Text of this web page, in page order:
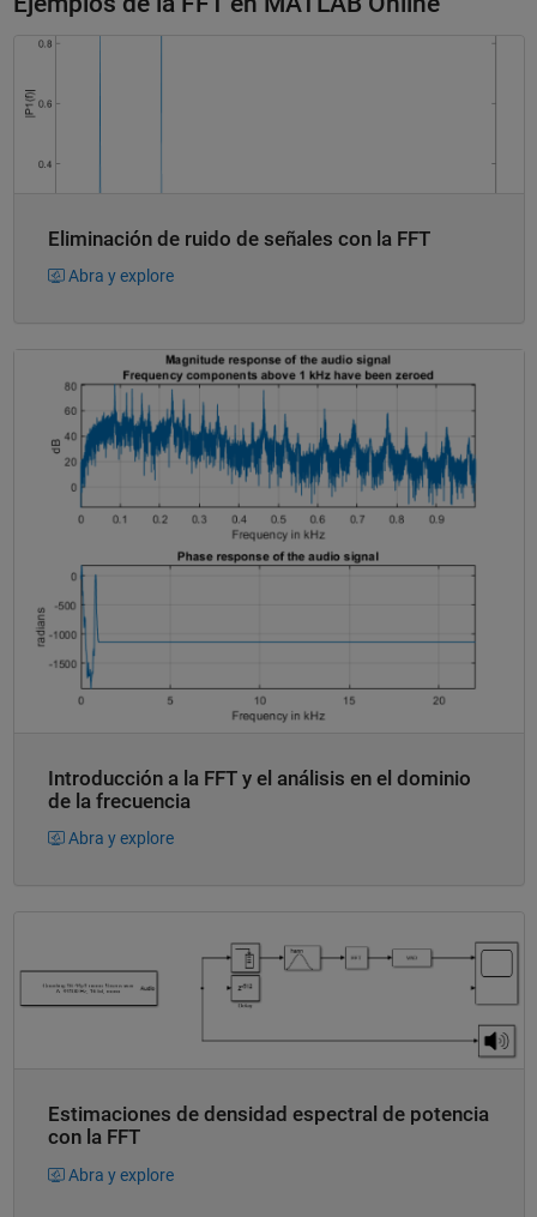
Eliminación de ruido de señales con la FFT
Abra y explore
Introducción a la FFT y el análisis en el dominio
de la frecuencia
Abra y explore
Estimaciones de densidad espectral de potencia
con la FFT
Abra y explore